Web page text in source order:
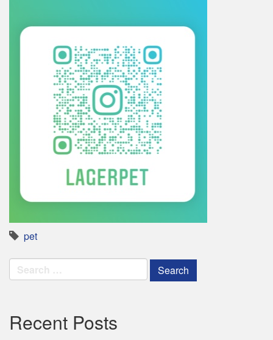
pet
Search
for:
Recent Posts